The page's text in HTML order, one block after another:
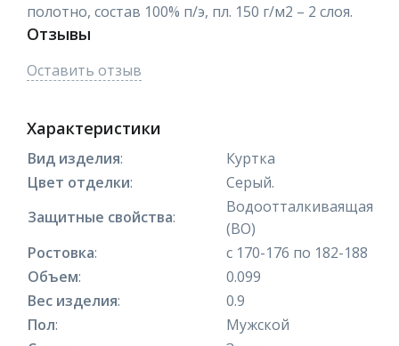
полотно, состав 100% п/э, пл. 150 г/м2 – 2 слоя.
Отзывы
Оставить отзыв
Характеристики
Вид изделия:
Куртка
Цвет отделки:
Серый.
Защитные свойства:
Водоотталкиваящая
(ВО)
Ростовка:
с 170-176 по 182-188
Объем:
0.099
Вес изделия:
0.9
Пол:
Мужской